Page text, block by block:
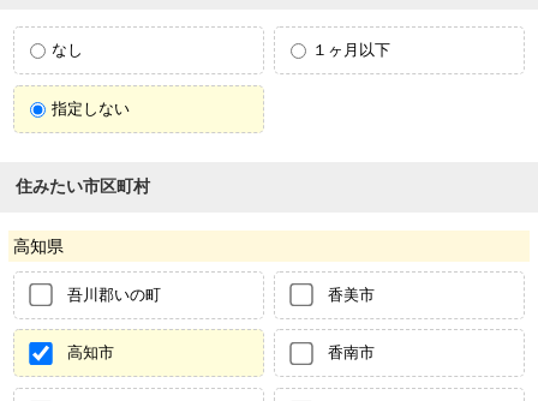
なし １ヶ月以下
指定しない
住みたい市区町村
高知県
吾川郡いの町 香美市
高知市 香南市